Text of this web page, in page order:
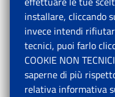
installare, cliccando
invece intendi
tecnici, puoi farlo
COOKIE NON
saperne di più
relativa informativa